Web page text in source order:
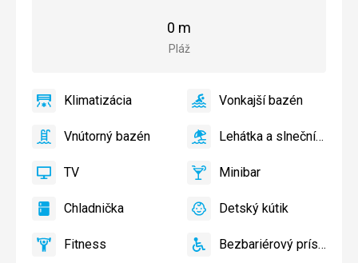
pláže
Pláž
0 m
Klimatizácia
Klimatizácia
áno
VonkajšíVonkajší bazén
áno
Vnútorný
Vnútorný bazén
áno
Lehátka
slnečníky
bazéne
Lehátka
a
Lehátka a slnečníky pri bazéne zadarmo
áno
TV TV
áno
Minibar,Minibar
áno
Chladnička
Chladnička
áno
Detský
Detské
Detský kútik
áno
FitnessFitness
áno
Bezbariérový
Bezbariérový prístup
áno